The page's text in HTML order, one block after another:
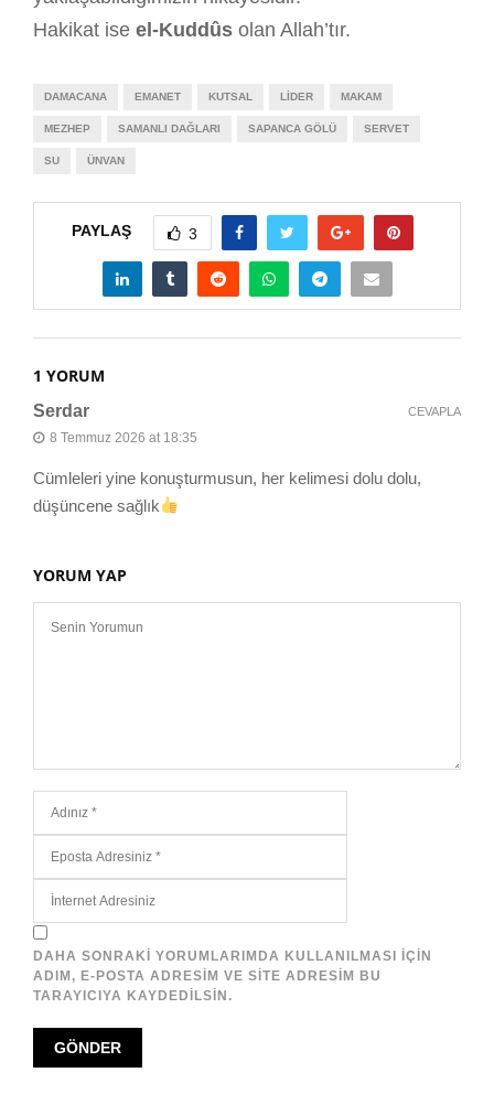
Hakikat ise el-Kuddûs olan Allah’tır.
DAMACANA EMANET KUTSAL LIDER MAKAM
MEZHEP SAMANLI DAĞLARI SAPANCA GÖLÜ SERVET
SU ÜNVAN
PAYLAŞ 3
1 YORUM
Serdar
8 Temmuz 2026 at 18:35
Cümleleri yine konuşturmusun, her kelimesi dolu dolu,
düşüncene sağlık
CEVAPLA
YORUM YAP
DAHA SONRAKI YORUMLARIMDA KULLANILMASI IÇIN
ADIM, E-POSTA ADRESIM VE SITE ADRESIM BU
TARAYICIYA KAYDEDILSIN.